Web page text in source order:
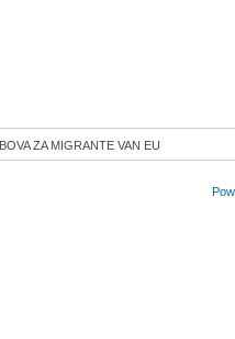
ZA MIGRANTE VAN EU